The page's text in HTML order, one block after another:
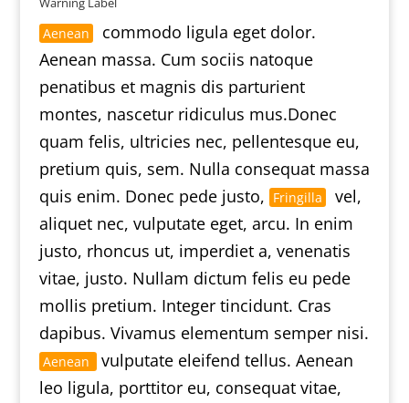
Aenean
commodo ligula eget dolor.
Aenean massa. Cum sociis natoque
penatibus et magnis dis parturient
montes, nascetur ridiculus mus.Donec
quam felis, ultricies nec, pellentesque eu,
pretium quis, sem. Nulla consequat massa
quis enim. Donec pede justo, Fringilla
vel,
aliquet nec, vulputate eget, arcu. In enim
justo, rhoncus ut, imperdiet a, venenatis
vitae, justo. Nullam dictum felis eu pede
mollis pretium. Integer tincidunt. Cras
dapibus. Vivamus elementum semper nisi.
Aenean
vulputate eleifend tellus. Aenean
leo ligula, porttitor eu, consequat vitae,